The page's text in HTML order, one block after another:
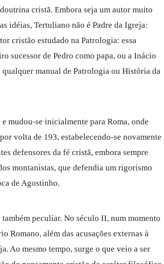
cristã. Embora seja um autor muito
idéias, Tertuliano não é Padre da Igreja:
cristão estudado na Patrologia: essa
sucessor de Pedro como papa, ou a Inácio
manual de Patrologia ou História da
mudou-se inicialmente para Roma, onde
volta de 193, estabelecendo-se novamente
defensores da fé cristã, embora sempre
montanistas, que defendia um rigorismo
de Agostinho.
peculiar. No século II, num momento
Romano, além das acusações externas à
Ao mesmo tempo, surge o que veio a ser